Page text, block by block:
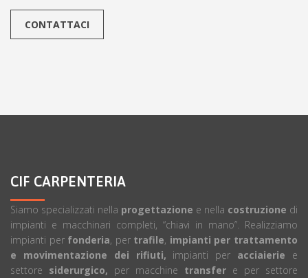
CONTATTACI
CIF CARPENTERIA
Siamo specializzati nella progettazione e nella costruzione di
impianti e macchinari completi, “chiavi in mano”. Realizziamo
impianti per fonderia, per trafile, impianti per trattamento
e movimentazione dei rifiuti, impianti per acciaierie e
settore siderurgico, per macchine transfer e per settore